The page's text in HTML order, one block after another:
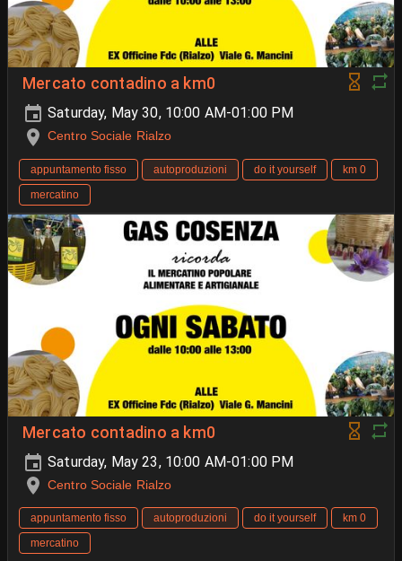
Mercato contadino a km0
Saturday, May 30, 10:00 AM-01:00 PM
Centro Sociale Rialzo
appuntamento fisso autoproduzioni do it yourself
km 0
mercatino
Mercato contadino a km0
Saturday, May 23, 10:00 AM-01:00 PM
Centro Sociale Rialzo
appuntamento fisso autoproduzioni do it yourself
km 0
mercatino